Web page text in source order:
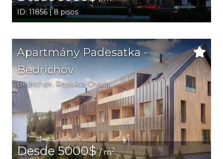
ID: 11856 | 8 pisos
Apartmány Padesatka -
Bedrichov
Bedrichov, Repblica Checa
Desde 5000$/ m2